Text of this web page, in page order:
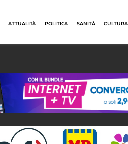
ATTUALITÀ POLITICA SANITÀ CULTURA